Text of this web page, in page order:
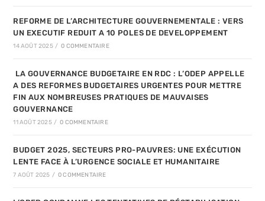
REFORME DE L’ARCHITECTURE GOUVERNEMENTALE : VERS
UN EXECUTIF REDUIT A 10 POLES DE DEVELOPPEMENT
14 AOÛT 2025 / 0 COMMENTAIRE
LA GOUVERNANCE BUDGETAIRE EN RDC : L’ODEP APPELLE
A DES REFORMES BUDGETAIRES URGENTES POUR METTRE
FIN AUX NOMBREUSES PRATIQUES DE MAUVAISES
GOUVERNANCE
11 AOÛT 2025 / 0 COMMENTAIRE
BUDGET 2025, SECTEURS PRO-PAUVRES: UNE EXÉCUTION
LENTE FACE À L’URGENCE SOCIALE ET HUMANITAIRE
7 AOÛT 2025 / 0 COMMENTAIRE